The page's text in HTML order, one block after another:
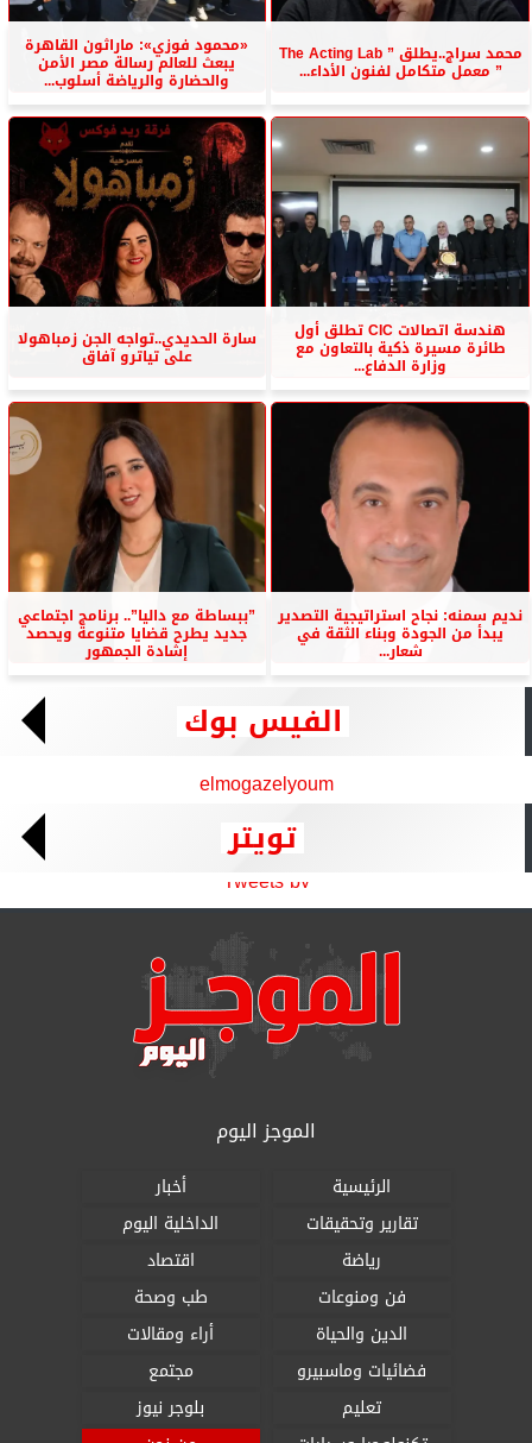
محمد سراج..يطلق ” The Acting Lab
” معمل متكامل لفنون الأداء...
«محمود فوزي»: ماراثون القاهرة
يبعث للعالم رسالة مصر الأمن
والحضارة والرياضة أسلوب...
هندسة اتصالات CIC تطلق أول
طائرة مسيرة ذكية بالتعاون مع
وزارة الدفاع...
سارة الحديدي..تواجه الجن زمباهولا
على تياترو آفاق
نديم سمنه: نجاح استراتيجية التصدير
يبدأ من الجودة وبناء الثقة في
شعار...
”ببساطة مع داليا”.. برنامج اجتماعي
جديد يطرح قضايا متنوعة ويحصد
إشادة الجمهور
الفيس بوك
elmogazelyoum
تويتر
Tweets by
الموجز اليوم
الرئيسية
أخبار
تقارير وتحقيقات
الداخلية اليوم
رياضة
اقتصاد
فن ومنوعات
طب وصحة
الدين والحياة
أراء ومقالات
فضائيات وماسبيرو
مجتمع
تعليم
بلوجر نيوز